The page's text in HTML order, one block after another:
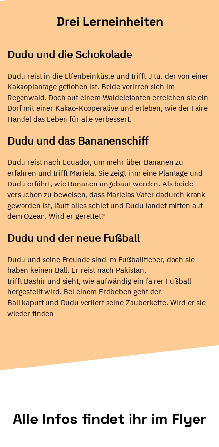
Drei Lerneinheiten
Dudu und die Schokolade
Dudu reist in die Elfenbeinküste und trifft Jitu, der von einer
Kakaoplantage geflohen ist. Beide verirren sich im
Regenwald. Doch auf einem Waldelefanten erreichen sie ein
Dorf mit einer Kakao-Kooperative und erleben, wie der Faire
Handel das Leben für alle verbessert.
Dudu und das Bananenschiff
Dudu reist nach Ecuador, um mehr über Bananen zu
erfahren und trifft Mariela. Sie zeigt ihm eine Plantage und
Dudu erfährt, wie Bananen angebaut werden. Als beide
versuchen zu beweisen, dass Marielas Vater dadurch krank
geworden ist, läuft alles schief und Dudu landet mitten auf
dem Ozean. Wird er gerettet?
Dudu und der neue Fußball
Dudu und seine Freunde sind im Fußballfieber, doch sie
haben keinen Ball. Er reist nach Pakistan,
trifft Bashir und sieht, wie aufwändig ein fairer Fußball
hergestellt wird. Bei einem Erdbeben geht der
Ball kaputt und Dudu verliert seine Zauberkette. Wird er sie
wieder finden
Alle Infos findet ihr im Flyer